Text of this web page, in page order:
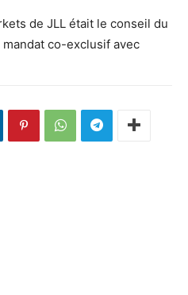
de JLL était le conseil du
mandat co-exclusif avec